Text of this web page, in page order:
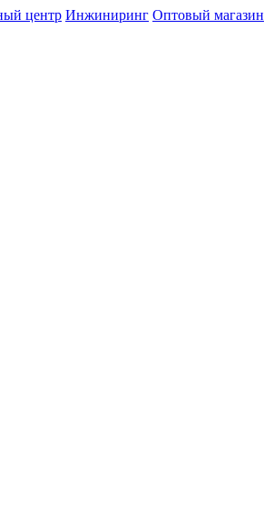
центр Инжиниринг Оптовый магазин